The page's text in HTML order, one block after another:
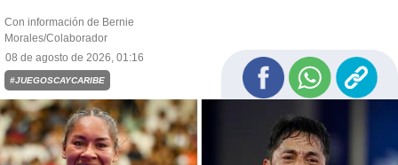
Con información de Bernie
Morales/Colaborador
08 de agosto de 2026, 01:16
#JUEGOSCAYCARIBE